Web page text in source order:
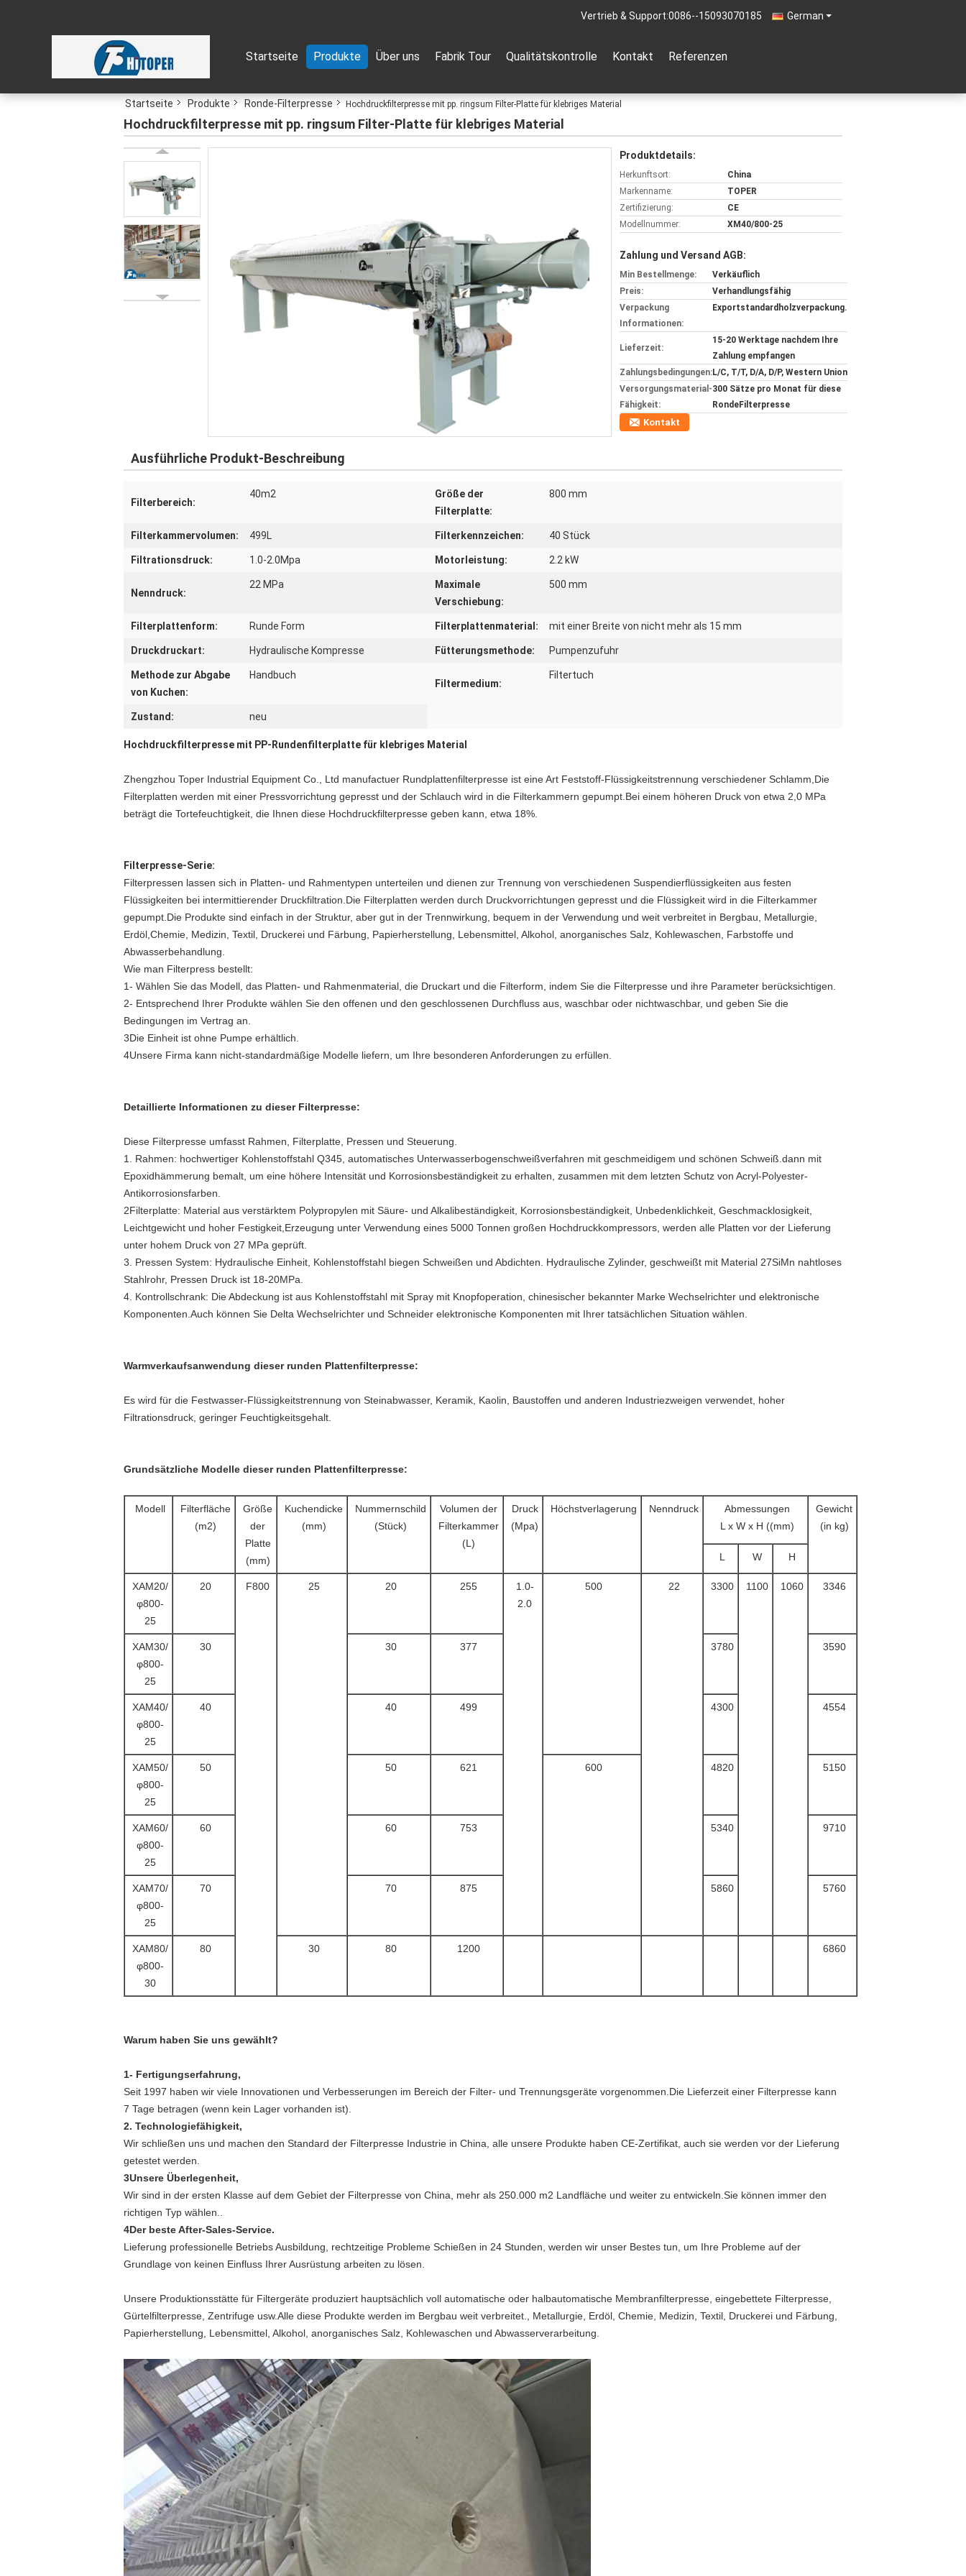
German
Vertrieb & Support:0086--15093070185
Startseite Produkte Über uns Fabrik Tour Qualitätskontrolle Kontakt Referenzen
Startseite Produkte Ronde-Filterpresse Hochdruckfilterpresse mit pp. ringsum Filter-Platte für klebriges Material
Hochdruckfilterpresse mit pp. ringsum Filter-Platte für klebriges Material
Produktdetails:
Herkunftsort:
China
Markenname:
TOPER
Zertifizierung:
CE
Modellnummer:
XM40/800-25
Zahlung und Versand AGB:
Min Bestellmenge:
Verkäuflich
Preis:
Verhandlungsfähig
Verpackung
Informationen:
Exportstandardholzverpackung.
Lieferzeit:
15-20 Werktage nachdem Ihre
Zahlung empfangen
Zahlungsbedingungen:L/C, T/T, D/A, D/P, Western Union
Versorgungsmaterial-
Fähigkeit:
300 Sätze pro Monat für diese
RondeFilterpresse
Kontakt
Ausführliche Produkt-Beschreibung
Filterbereich:
40m2
Größe der
Filterplatte:
800 mm
Filterkammervolumen: 499L Filterkennzeichen: 40 Stück
Filtrationsdruck: 1.0-2.0Mpa Motorleistung: 2.2 kW
Nenndruck:
22 MPa
Maximale
Verschiebung:
500 mm
Filterplattenform: Runde Form Filterplattenmaterial: mit einer Breite von nicht mehr als 15 mm
Druckdruckart: Hydraulische Kompresse Fütterungsmethode: Pumpenzufuhr
Methode zur Abgabe
von Kuchen:
Handbuch
Filtermedium:
Filtertuch
Zustand: neu
Hochdruckfilterpresse mit PP-Rundenfilterplatte für klebriges Material
Zhengzhou Toper Industrial Equipment Co., Ltd manufactuer Rundplattenfilterpresse ist eine Art Feststoff-Flüssigkeitstrennung verschiedener Schlamm,Die
Filterplatten werden mit einer Pressvorrichtung gepresst und der Schlauch wird in die Filterkammern gepumpt.Bei einem höheren Druck von etwa 2,0 MPa
beträgt die Tortefeuchtigkeit, die Ihnen diese Hochdruckfilterpresse geben kann, etwa 18%.
Filterpresse-Serie:
Filterpressen lassen sich in Platten- und Rahmentypen unterteilen und dienen zur Trennung von verschiedenen Suspendierflüssigkeiten aus festen
Flüssigkeiten bei intermittierender Druckfiltration.Die Filterplatten werden durch Druckvorrichtungen gepresst und die Flüssigkeit wird in die Filterkammer
gepumpt.Die Produkte sind einfach in der Struktur, aber gut in der Trennwirkung, bequem in der Verwendung und weit verbreitet in Bergbau, Metallurgie,
Erdöl,Chemie, Medizin, Textil, Druckerei und Färbung, Papierherstellung, Lebensmittel, Alkohol, anorganisches Salz, Kohlewaschen, Farbstoffe und
Abwasserbehandlung.
Wie man Filterpress bestellt:
1- Wählen Sie das Modell, das Platten- und Rahmenmaterial, die Druckart und die Filterform, indem Sie die Filterpresse und ihre Parameter berücksichtigen.
2- Entsprechend Ihrer Produkte wählen Sie den offenen und den geschlossenen Durchfluss aus, waschbar oder nichtwaschbar, und geben Sie die
Bedingungen im Vertrag an.
3Die Einheit ist ohne Pumpe erhältlich.
4Unsere Firma kann nicht-standardmäßige Modelle liefern, um Ihre besonderen Anforderungen zu erfüllen.
Detaillierte Informationen zu dieser Filterpresse:
Diese Filterpresse umfasst Rahmen, Filterplatte, Pressen und Steuerung.
1. Rahmen: hochwertiger Kohlenstoffstahl Q345, automatisches Unterwasserbogenschweißverfahren mit geschmeidigem und schönen Schweiß.dann mit
Epoxidhämmerung bemalt, um eine höhere Intensität und Korrosionsbeständigkeit zu erhalten, zusammen mit dem letzten Schutz von Acryl-Polyester-
Antikorrosionsfarben.
2Filterplatte: Material aus verstärktem Polypropylen mit Säure- und Alkalibeständigkeit, Korrosionsbeständigkeit, Unbedenklichkeit, Geschmacklosigkeit,
Leichtgewicht und hoher Festigkeit,Erzeugung unter Verwendung eines 5000 Tonnen großen Hochdruckkompressors, werden alle Platten vor der Lieferung
unter hohem Druck von 27 MPa geprüft.
3. Pressen System: Hydraulische Einheit, Kohlenstoffstahl biegen Schweißen und Abdichten. Hydraulische Zylinder, geschweißt mit Material 27SiMn nahtloses
Stahlrohr, Pressen Druck ist 18-20MPa.
4. Kontrollschrank: Die Abdeckung ist aus Kohlenstoffstahl mit Spray mit Knopfoperation, chinesischer bekannter Marke Wechselrichter und elektronische
Komponenten.Auch können Sie Delta Wechselrichter und Schneider elektronische Komponenten mit Ihrer tatsächlichen Situation wählen.
Warmverkaufsanwendung dieser runden Plattenfilterpresse:
Es wird für die Festwasser-Flüssigkeitstrennung von Steinabwasser, Keramik, Kaolin, Baustoffen und anderen Industriezweigen verwendet, hoher
Filtrationsdruck, geringer Feuchtigkeitsgehalt.
Grundsätzliche Modelle dieser runden Plattenfilterpresse:
Modell
Filterfläche
(m2)
Größe
der
Platte
(mm)
Kuchendicke
(mm)
Nummernschild
(Stück)
Volumen der
Filterkammer
(L)
Druck
(Mpa)
Höchstverlagerung Nenndruck
Abmessungen
L x W x H ((mm)
Gewicht
(in kg)
L W H
XAM20/
φ800-
25
20 F800 25 20 255
1.0-
2.0
500 22 3300 1100 1060 3346
XAM30/
φ800-
25
30 30 377 3780 3590
XAM40/
φ800-
25
40 40 499 4300 4554
XAM50/
φ800-
25
50 50 621 600 4820 5150
XAM60/
φ800-
25
60 60 753 5340 9710
XAM70/
φ800-
25
70 70 875 5860 5760
XAM80/
φ800-
30
80 30 80 1200 6860
Warum haben Sie uns gewählt?
1- Fertigungserfahrung,
Seit 1997 haben wir viele Innovationen und Verbesserungen im Bereich der Filter- und Trennungsgeräte vorgenommen.Die Lieferzeit einer Filterpresse kann
7 Tage betragen (wenn kein Lager vorhanden ist).
2. Technologiefähigkeit,
Wir schließen uns und machen den Standard der Filterpresse Industrie in China, alle unsere Produkte haben CE-Zertifikat, auch sie werden vor der Lieferung
getestet werden.
3Unsere Überlegenheit,
Wir sind in der ersten Klasse auf dem Gebiet der Filterpresse von China, mehr als 250.000 m2 Landfläche und weiter zu entwickeln.Sie können immer den
richtigen Typ wählen..
4Der beste After-Sales-Service.
Lieferung professionelle Betriebs Ausbildung, rechtzeitige Probleme Schießen in 24 Stunden, werden wir unser Bestes tun, um Ihre Probleme auf der
Grundlage von keinen Einfluss Ihrer Ausrüstung arbeiten zu lösen.
Unsere Produktionsstätte für Filtergeräte produziert hauptsächlich voll automatische oder halbautomatische Membranfilterpresse, eingebettete Filterpresse,
Gürtelfilterpresse, Zentrifuge usw.Alle diese Produkte werden im Bergbau weit verbreitet., Metallurgie, Erdöl, Chemie, Medizin, Textil, Druckerei und Färbung,
Papierherstellung, Lebensmittel, Alkohol, anorganisches Salz, Kohlewaschen und Abwasserverarbeitung.